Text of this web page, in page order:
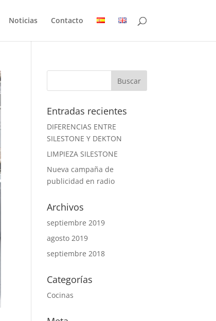
Noticias Contacto
Entradas recientes
DIFERENCIAS ENTRE
SILESTONE Y DEKTON
LIMPIEZA SILESTONE
Nueva campaña de
publicidad en radio
Archivos
septiembre 2019
agosto 2019
septiembre 2018
Categorías
Cocinas